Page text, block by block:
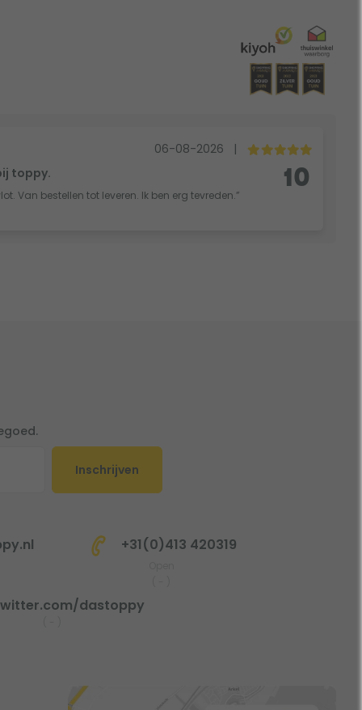
06-08-2026
|
toppy.
Van bestellen tot leveren. Ik ben erg tevreden.”
10
Inschrijven
+31(0)413 420319
dastoppy